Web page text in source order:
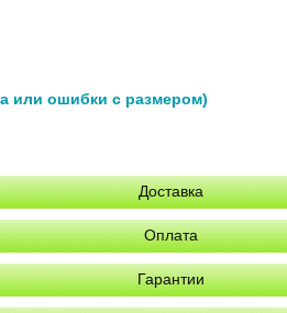
или ошибки с размером)
Доставка
Оплата
Гарантии